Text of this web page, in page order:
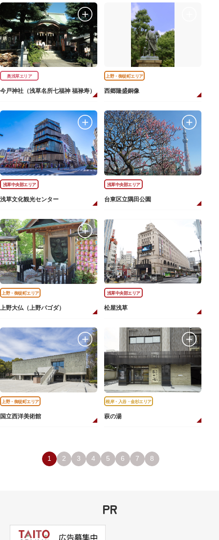
奥浅草エリア
今戸神社（浅草名所七福神 福禄寿）
上野・御徒町エリア
西郷隆盛銅像
浅草中央部エリア
浅草文化観光センター
浅草中央部エリア
台東区立隅田公園
上野・御徒町エリア
上野大仏（上野パゴダ）
浅草中央部エリア
松屋浅草
上野・御徒町エリア
国立西洋美術館
根岸・入谷・金杉エリア
萩の湯
1 2 3 4 5 6 7 8
PR